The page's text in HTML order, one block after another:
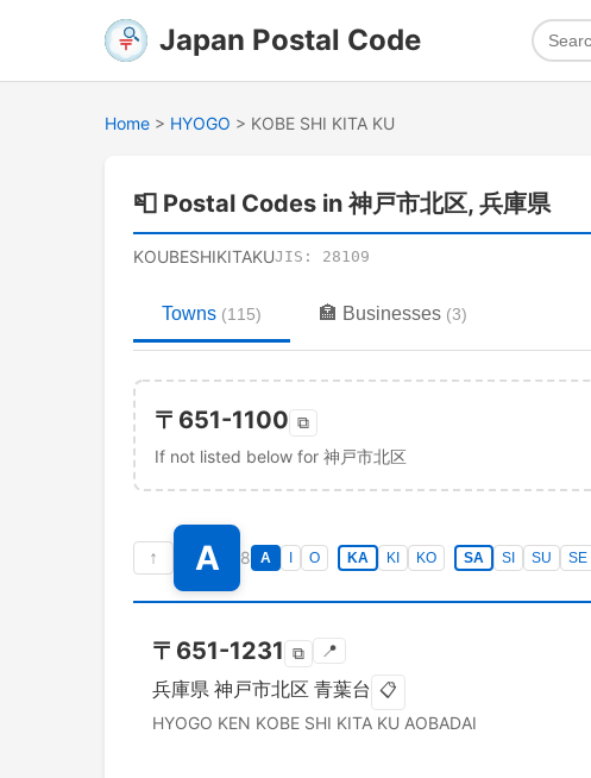
Japan Postal Code
Home > HYOGO > KOBE SHI KITA KU
📮 Postal Codes in 神戸市北区, 兵庫県
KOUBESHIKITAKUJIS: 28109
Towns (115) 🏣 Businesses (3)
〒 651-1100 ⧉
If not listed below for 神戸市北区
↑ A 8 A O KA KI KO SA SI SU SE
〒 651-1231 ⧉ 📍
兵庫県 神戸市北区 青葉台 📋
HYOGO KEN KOBE SHI KITA KU AOBADAI